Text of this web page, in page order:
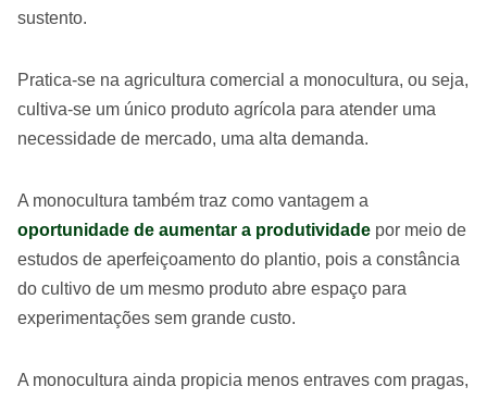
sustento.
Pratica-se na agricultura comercial a monocultura, ou seja,
cultiva-se um único produto agrícola para atender uma
necessidade de mercado, uma alta demanda.
A monocultura também traz como vantagem a
oportunidade de aumentar a produtividade por meio de
estudos de aperfeiçoamento do plantio, pois a constância
do cultivo de um mesmo produto abre espaço para
experimentações sem grande custo.
A monocultura ainda propicia menos entraves com pragas,